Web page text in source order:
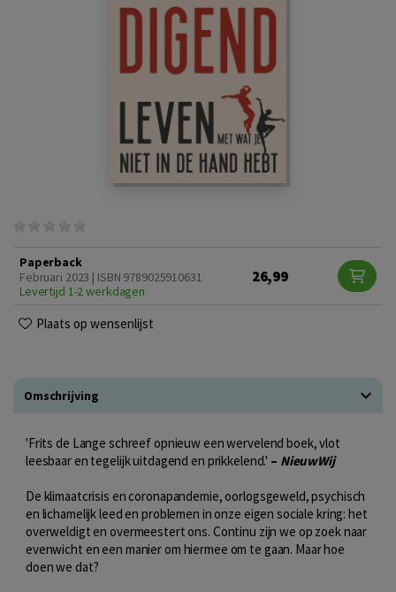
Paperback
Februari 2023 | ISBN 9789025910631
Levertijd 1-2 werkdagen
26,99
Plaats op wensenlijst
Omschrijving
'Frits de Lange schreef opnieuw een wervelend boek, vlot
leesbaar en tegelijk uitdagend en prikkelend.' – NieuwWij
De klimaatcrisis en coronapandemie, oorlogsgeweld, psychisch
en lichamelijk leed en problemen in onze eigen sociale kring: het
overweldigt en overmeestert ons. Continu zijn we op zoek naar
evenwicht en een manier om hiermee om te gaan. Maar hoe
doen we dat?